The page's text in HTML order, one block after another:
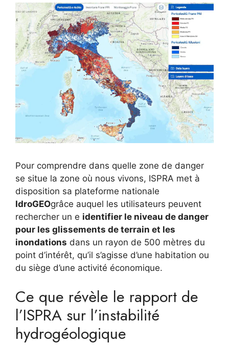
Pour comprendre dans quelle zone de danger
se situe la zone où nous vivons, ISPRA met à
disposition sa plateforme nationale
IdroGEOgrâce auquel les utilisateurs peuvent
rechercher un e identifier le niveau de danger
pour les glissements de terrain et les
inondations dans un rayon de 500 mètres du
point d’intérêt, qu’il s’agisse d’une habitation ou
du siège d’une activité économique.
Ce que révèle le rapport de
l’ISPRA sur l’instabilité
hydrogéologique